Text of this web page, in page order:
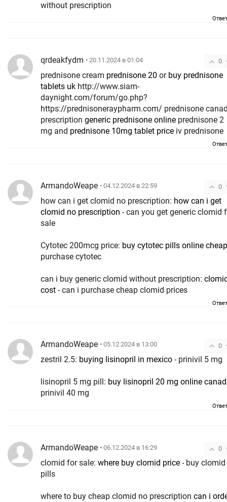
without prescription
0
qrdeakfydm • 20.11.2024 в 01:04
prednisone cream prednisone 20 or buy prednisone
tablets uk
daynight.com/forum/go.php?
https://prednisoneraypharm.com/ prednisone
prescription generic prednisone online prednisone 2
mg and prednisone 10mg tablet price iv prednisone
0
ArmandoWeape • 04.12.2024 в 22:59
how can i get clomid no prescription: how can i get
clomid no prescription - can you get generic clomid
sale
Cytotec 200mcg price: buy cytotec pills online cheap
purchase cytotec
can i buy generic clomid without prescription:
cost - can i purchase cheap clomid prices
0
ArmandoWeape • 05.12.2024 в 13:00
zestril 2.5: buying lisinopril in mexico - prinivil 5 mg
lisinopril 5 mg pill: buy lisinopril 20 mg online
prinivil 40 mg
0
ArmandoWeape • 06.12.2024 в 16:29
clomid for sale: where buy clomid price - buy clomid
pills
where to buy cheap clomid no prescription can i